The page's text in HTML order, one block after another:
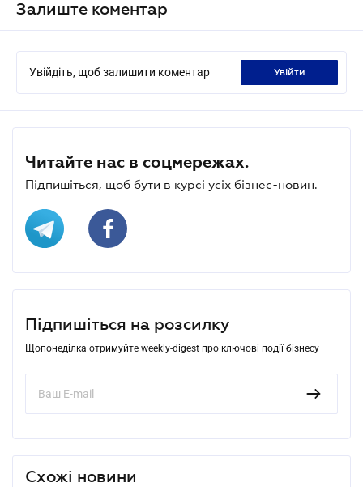
Залиште коментар
Увійдіть, щоб залишити коментар увійти
Читайте нас в соцмережах.
Підпишіться, щоб бути в курсі усіх бізнес-новин.
Підпишіться на розсилку
Щопонеділка отримуйте weekly-digest про ключові події бізнесу
Схожі новини